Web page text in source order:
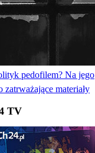
pedofilem? Na jego
zatrważające materiały
TV